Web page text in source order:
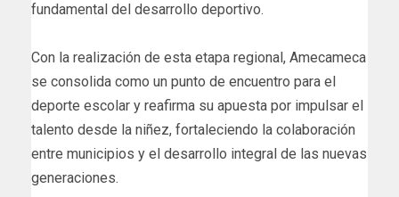
fundamental del desarrollo deportivo.
Con la realización de esta etapa regional, Amecameca
se consolida como un punto de encuentro para el
deporte escolar y reafirma su apuesta por impulsar el
talento desde la niñez, fortaleciendo la colaboración
entre municipios y el desarrollo integral de las nuevas
generaciones.